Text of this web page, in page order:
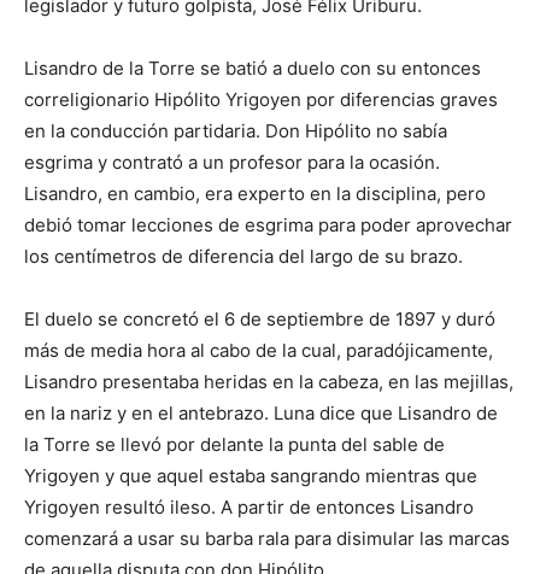
legislador y futuro golpista, José Félix Uriburu.
Lisandro de la Torre se batió a duelo con su entonces
correligionario Hipólito Yrigoyen por diferencias graves
en la conducción partidaria. Don Hipólito no sabía
esgrima y contrató a un profesor para la ocasión.
Lisandro, en cambio, era experto en la disciplina, pero
debió tomar lecciones de esgrima para poder aprovechar
los centímetros de diferencia del largo de su brazo.
El duelo se concretó el 6 de septiembre de 1897 y duró
más de media hora al cabo de la cual, paradójicamente,
Lisandro presentaba heridas en la cabeza, en las mejillas,
en la nariz y en el antebrazo. Luna dice que Lisandro de
la Torre se llevó por delante la punta del sable de
Yrigoyen y que aquel estaba sangrando mientras que
Yrigoyen resultó ileso. A partir de entonces Lisandro
comenzará a usar su barba rala para disimular las marcas